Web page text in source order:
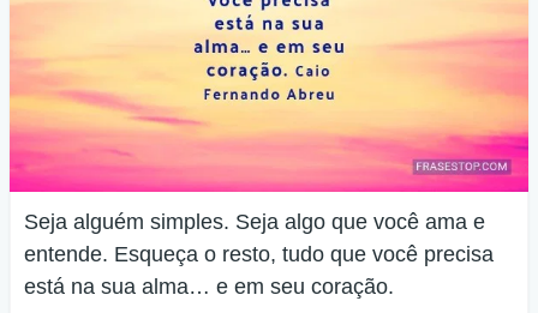
Seja alguém simples. Seja algo que você ama e
entende. Esqueça o resto, tudo que você precisa
está na sua alma… e em seu coração.